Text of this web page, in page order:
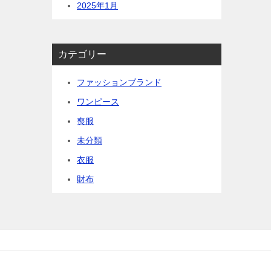
2025年1月
カテゴリー
ファッションブランド
ワンピース
喪服
未分類
衣服
財布